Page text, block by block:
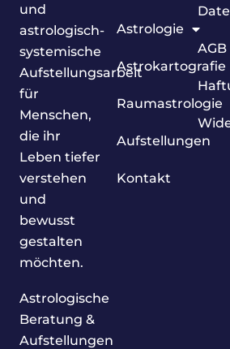
und
astrologisch-
systemische
Aufstellungsarbeit
für
Menschen,
die ihr
Leben tiefer
verstehen
und
bewusst
gestalten
möchten.
Astrologische
Beratung &
Aufstellungen
Astrologie
Astrokartografie
Raumastrologie
Aufstellungen
Kontakt
AGB